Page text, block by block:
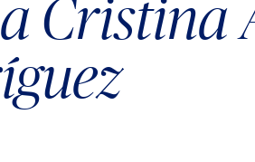
Cristina